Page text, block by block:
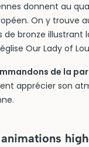
donnent au
On y trouve
de bronze illustrant
Our Lady of
de la
apprécier son